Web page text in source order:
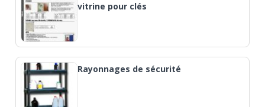
vitrine pour clés
Rayonnages de sécurité